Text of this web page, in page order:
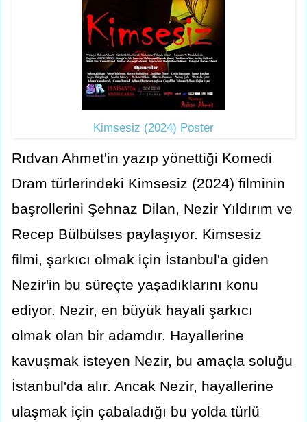
Kimsesiz (2024) Poster
Rıdvan Ahmet'in yazıp yönettiği Komedi
Dram türlerindeki Kimsesiz (2024) filminin
başrollerini Şehnaz Dilan, Nezir Yıldırım ve
Recep Bülbülses paylaşıyor. Kimsesiz
filmi, şarkıcı olmak için İstanbul'a giden
Nezir'in bu süreçte yaşadıklarını konu
ediyor. Nezir, en büyük hayali şarkıcı
olmak olan bir adamdır. Hayallerine
kavuşmak isteyen Nezir, bu amaçla soluğu
İstanbul'da alır. Ancak Nezir, hayallerine
ulaşmak için çabaladığı bu yolda türlü